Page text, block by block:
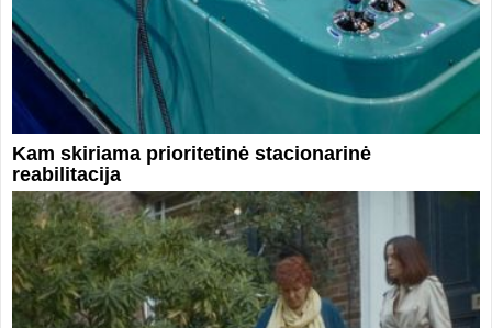
Kam skiriama prioritetinė stacionarinė
reabilitacija